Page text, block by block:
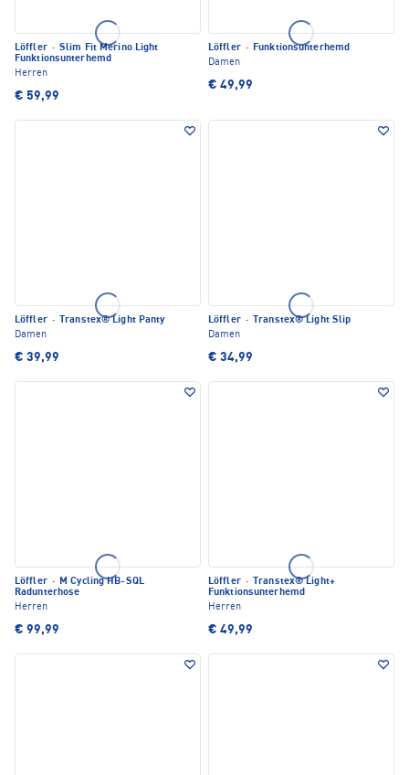
Löffler · Slim Fit Merino Light
Funktionsunterhemd
Herren
€ 59,99
Löffler · Funktionsunterhemd
Damen
€ 49,99
Löffler ·
Transtex® Light Panty
Damen
€ 39,99
Löffler ·
Transtex® Light Slip
Damen
€ 34,99
Löffler · M Cycling HB-SQL
Radunterhose
Herren
€ 99,99
Löffler ·
Transtex® Light+
Funktionsunterhemd
Herren
€ 49,99